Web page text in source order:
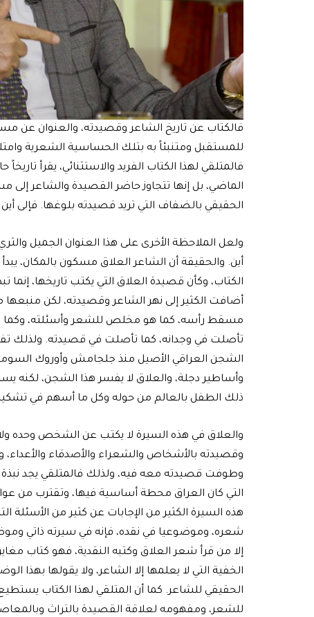
فالكتاب عن تاريخ الشاعر وقصيدته، والعنوان عن
للمستقبل ومتنبئاً به بتلك الحساسية الشعرية
فالمتلقي لهذا الكتاب الفريد والاستثنائي، يقرأ
الماضي، بل إنها تتجاوز حاضر القصيدة والشاعر إلى
الحقيقي بالضفاف التي تريد قصيدته بلوغها. فإلى أين
ولعل الملاحظة الأخرى على هذا العنوان الجميل
أين. والحقيقة أن الشاعر العلاق مسكون بالمكان،
الكتاب، وكأن قصيدة العلاق التي يكتب تاريخها،
أضافت الكثير إلى نهر الشاعر وقصيدته، لكن
مسقط رأسه، كما هو مخلص للشعر وأسئلته، وكما هو
تأصلت في وجدانه، كما تأصلت في قصيدته. ولذلك
الشجن العراقي الأصيل منذ جلجامش وأوروك
وأساطير دجلة، والعلاق لا يفسر هذا الشجن، لكنه
ذلك الطفل بالعالم من حوله وكل ما أسهم في
والعلاق في هذه السيرة لا يكتب عن الشخص وحده
وقصيدته بالأشخاص والشعراء والأصدقاء
وطوفت قصيدته معه فيه، ولذلك فالمتلقي يجد
التي كان العراق محطة أساسية فيها، وتقترب من
هذه السيرة الكثير من الإجابات عن كثير من الأسئلة
شعره، وموضوعيا في نقده، فإنه في سيرته ذاتي
إلا من قرأ شعر العلاق وكتبه النقدية، فهو كتاب
الخفية التي لا يعلمها إلا الشاعر، ولا يقولها بهذا
الحقيقي للشاعر. كما أن المتلقي لهذا الكتاب
للشعر، ومفهومه لعلاقة القصيدة بالتراث